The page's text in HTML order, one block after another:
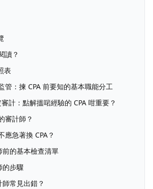
讀？
表
管：揀 CPA 前要知的基本職能分工
計：點解搵啱經驗的 CPA 咁重要？
審計師？
應急著換 CPA？
的基本檢查清單
的步驟
常見出錯？